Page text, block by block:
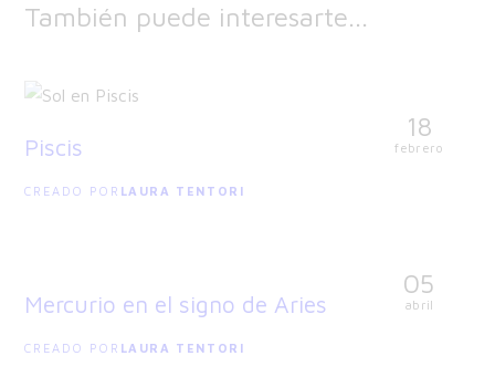
También puede interesarte...
18
febrero
Piscis
CREADO POR LAURA TENTORI
05
abril
Mercurio en el signo de Aries
CREADO POR LAURA TENTORI